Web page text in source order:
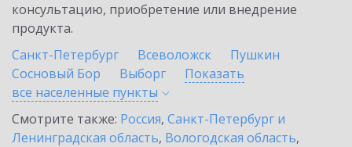
консультацию, приобретение или внедрение
продукта.
Санкт-Петербург
Всеволожск
Пушкин
Сосновый Бор
Выборг
Показать
все населенные пункты
Смотрите также: Россия, Санкт-Петербург и
Ленинградская область, Вологодская область,